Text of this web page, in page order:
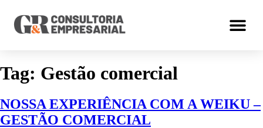
Tag: Gestão comercial
NOSSA EXPERIÊNCIA COM A WEIKU –
GESTÃO COMERCIAL